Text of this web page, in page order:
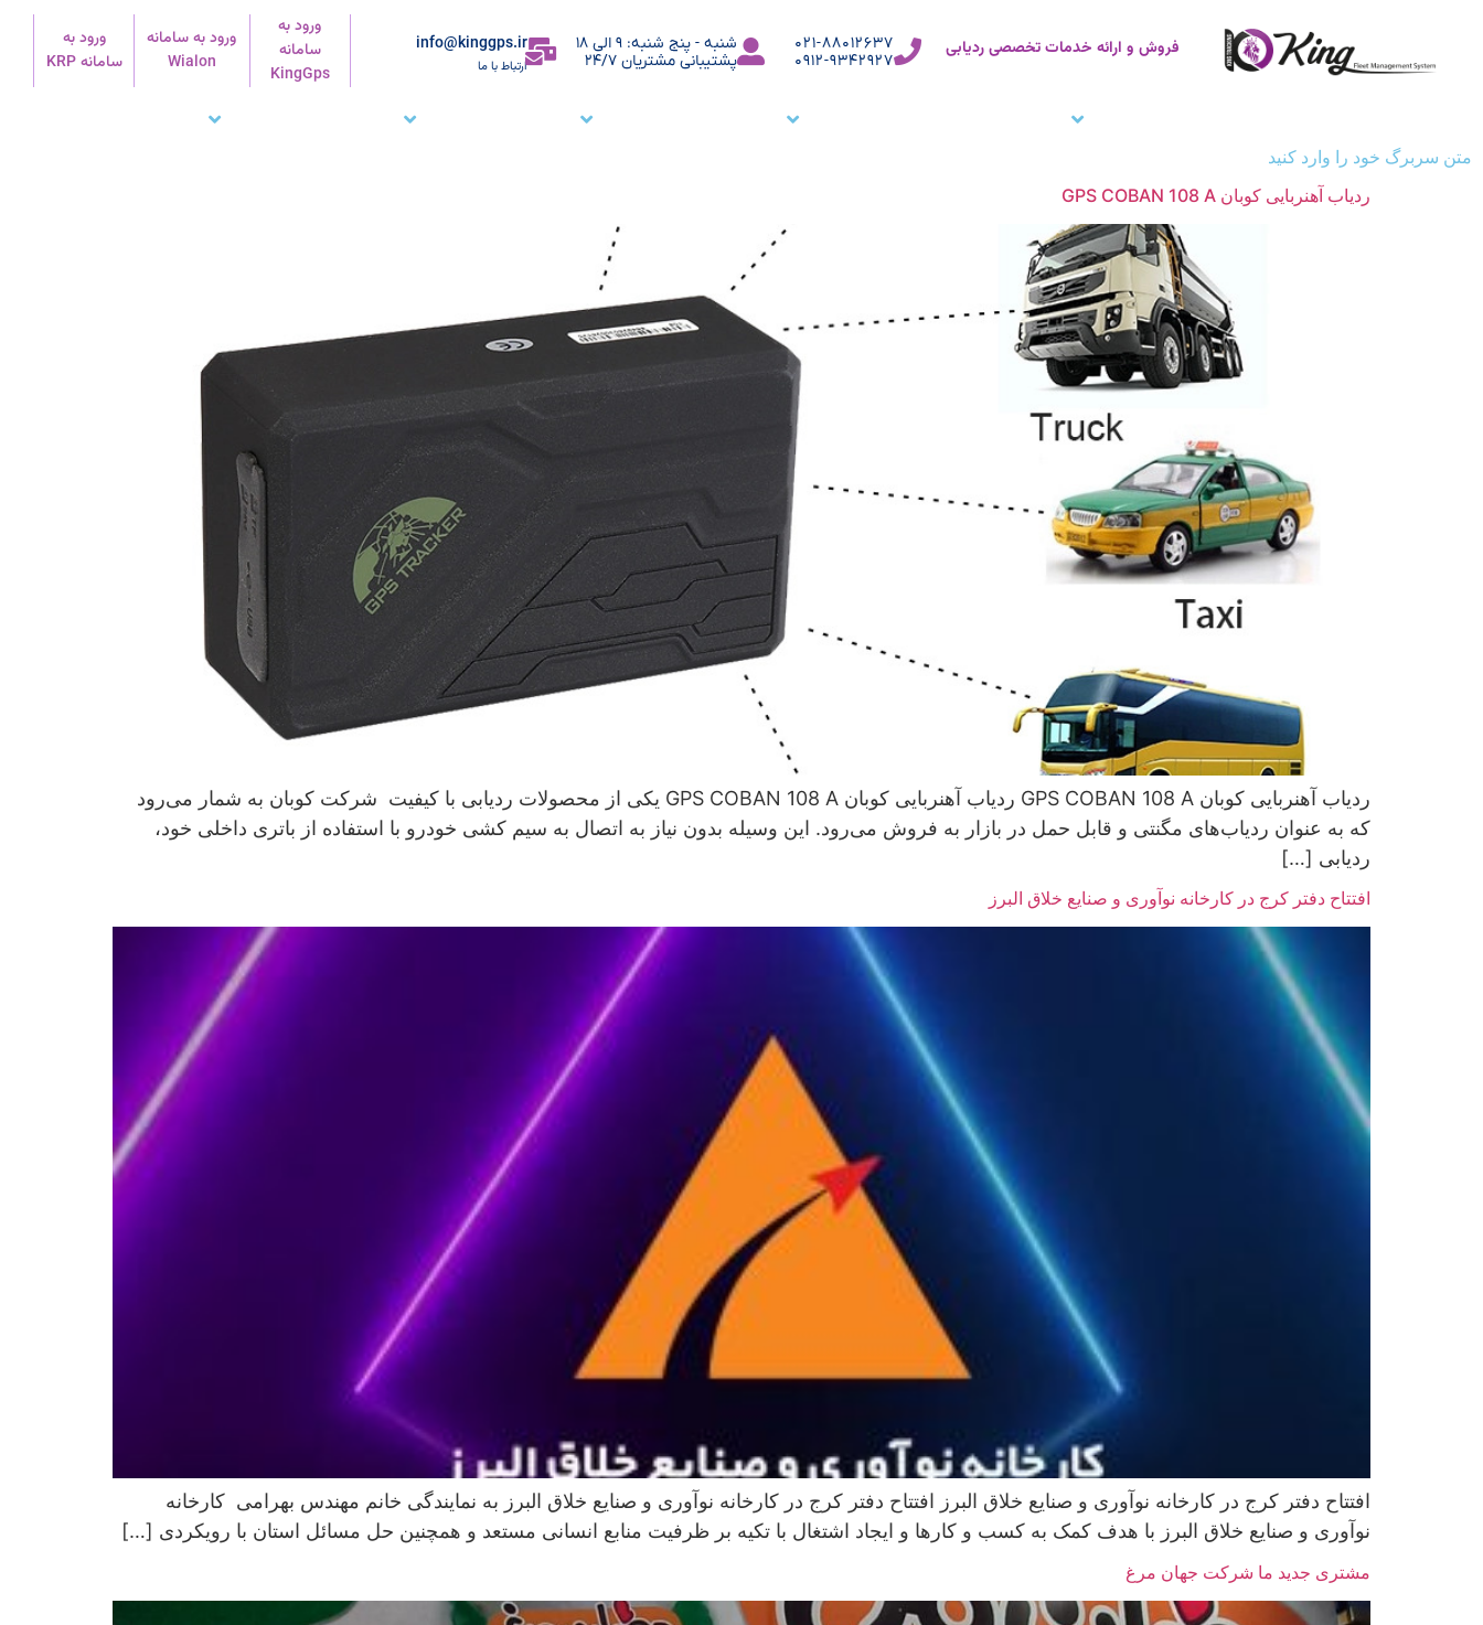
فروش و ارائه خدمات تخصصی ردیابی
021-88012637
0912-9342927
شنبه - پنج شنبه: 9 الی 18
پشتیبانی مشتریان 24/7
info@kinggps.ir
ارتباط با ما
ورود به
سامانه
KingGps
ورود به سامانه
Wialon
ورود به
سامانه KRP
متن سربرگ خود را وارد کنید
ردیاب آهنربایی کوبان GPS COBAN 108 A
ردیاب آهنربایی کوبان GPS COBAN 108 A ردیاب آهنربایی کوبان GPS COBAN 108 A یکی از محصولات ردیابی با کیفیت شرکت کوبان به شمار می‌رود
که به عنوان ردیاب‌های مگنتی و قابل حمل در بازار به فروش می‌رود. این وسیله بدون نیاز به اتصال به سیم کشی خودرو با استفاده از باتری داخلی خود،
ردیابی […]
افتتاح دفتر کرج در کارخانه نوآوری و صنایع خلاق البرز
افتتاح دفتر کرج در کارخانه نوآوری و صنایع خلاق البرز افتتاح دفتر کرج در کارخانه نوآوری و صنایع خلاق البرز به نمایندگی خانم مهندس بهرامی کارخانه
نوآوری و صنایع خلاق البرز با هدف کمک به کسب و کارها و ایجاد اشتغال با تکیه بر ظرفیت منابع انسانی مستعد و همچنین حل مسائل استان با رویکردی […]
مشتری جدید ما شرکت جهان مرغ